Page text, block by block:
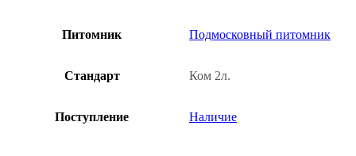
Питомник Подмосковный питомник
Стандарт Ком 2л.
Поступление Наличие